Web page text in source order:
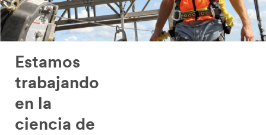
Estamos
trabajando
en la
ciencia de